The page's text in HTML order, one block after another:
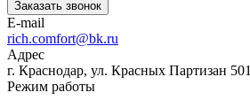
Заказать звонок
E-mail
rich.comfort@bk.ru
Адрес
г. Краснодар, ул. Красных Партизан 501
Режим работы